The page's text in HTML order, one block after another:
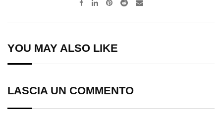
Pinterest
RedditShare
YOU MAY ALSO LIKE
LASCIA UN COMMENTO